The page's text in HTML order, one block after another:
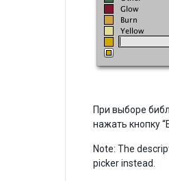
При выборе
нажать кнопку
Note: The
picker instead.